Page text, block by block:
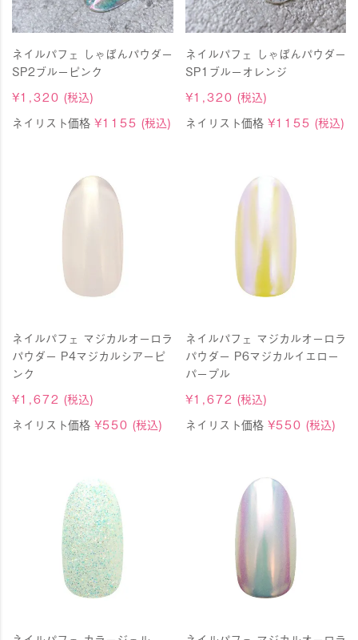
ネイルパフェ しゃぼんパウダー
SP2ブルーピンク
¥1,320 (税込)
ネイリスト価格 ¥1155 (税込)
ネイルパフェ しゃぼんパウダー
SP1ブルーオレンジ
¥1,320 (税込)
ネイリスト価格 ¥1155 (税込)
ネイルパフェ マジカルオーロラ
パウダー P4マジカルシアーピ
ンク
¥1,672 (税込)
ネイリスト価格 ¥550 (税込)
ネイルパフェ マジカルオーロラ
パウダー P6マジカルイエロー
パープル
¥1,672 (税込)
ネイリスト価格 ¥550 (税込)